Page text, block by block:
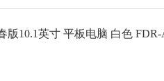
版10.1英寸 平板电脑 白色 FDR-